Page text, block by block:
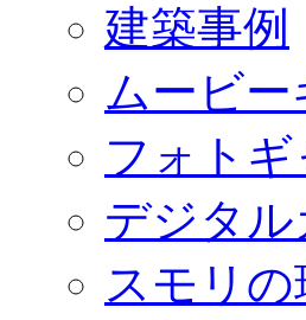
建築事例
ムービー
フォト
デジタ
スモリの